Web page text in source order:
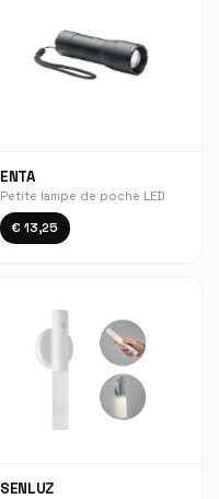
ENTA
Petite lampe de poche LED
€ 13,25
SENLUZ